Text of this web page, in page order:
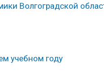
Волгоградской
учебном году